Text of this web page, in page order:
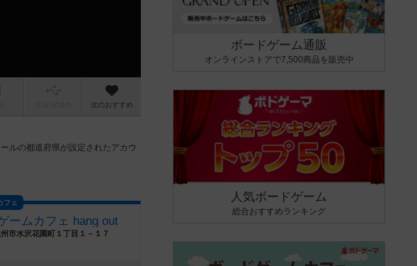
次のおすすめ
ルの都道府県が設定されたアカウ
フェ
ームカフェ hang out
市水沢花園町１丁目１－１７
ボードゲーム通販
オンラインストアで7,500商品を販売中
人気ボードゲーム
総合おすすめランキング